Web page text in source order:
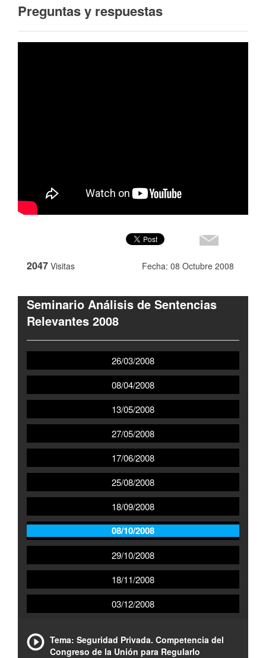
Preguntas y respuestas
2047 Visitas Fecha: 08 Octubre 2008
Seminario Análisis de Sentencias
Relevantes 2008
26/03/2008
08/04/2008
13/05/2008
27/05/2008
17/06/2008
25/08/2008
18/09/2008
08/10/2008
29/10/2008
18/11/2008
03/12/2008
Tema: Seguridad Privada. Competencia del
Congreso de la Unión para Regularlo